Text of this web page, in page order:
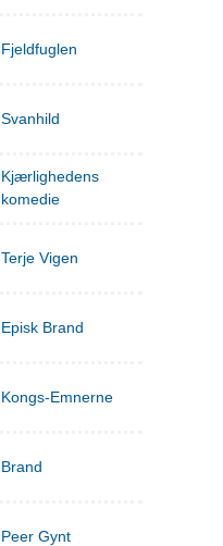
Fjeldfuglen
Svanhild
Kjærlighedens
komedie
Terje Vigen
Episk Brand
Kongs-Emnerne
Brand
Peer Gynt